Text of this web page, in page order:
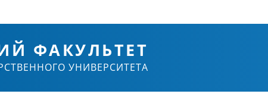
ФАКУЛЬТЕТ
УНИВЕРСИТЕТА